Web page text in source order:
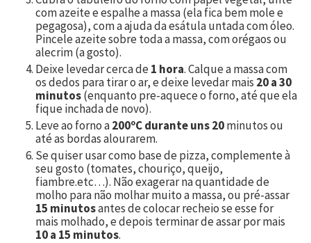
com azeite e espalhe a massa (ela fica bem mole e
pegagosa), com a ajuda da esátula untada com óleo.
Pincele azeite sobre toda a massa, com orégaos ou
alecrim (a gosto).
Deixe levedar cerca de1 hora. Calque a massa com
os dedos para tirar o ar, e deixe levedar mais 20 a 30
minutos(enquanto pre-aquece o forno, até que ela
fique inchada de novo).
Leve ao forno a200ºC durante uns 20minutos ou
até as bordas alourarem.
Se quiser usar como base de pizza, complemente à
seu gosto (tomates, chouriço, queijo,
fiambre.etc…). Não exagerar na quantidade de
molho para não molhar muito a massa, ou pré-assar
15 minutosantes de colocar recheio se esse for
mais molhado, e depois terminar de assar por mais
10 a 15 minutos.